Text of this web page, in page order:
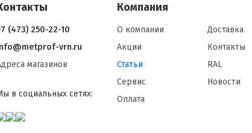
(473) 250-22-10
vrn.ru
магазинов
в социальных сетях:
Компания
О компании
Акции
Статьи
Сервис
Оплата
Доставка
Контакты
RAL
Новости